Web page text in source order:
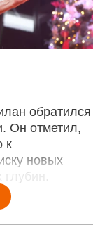
обратился
Он отметил,
к
новых